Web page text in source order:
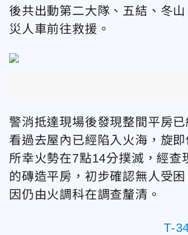
後共出動第二大隊、五結、冬
災人車前往救援。
警消抵達現場後發現整間平房已
看過去屋內已經陷入火海，旋即
所幸火勢在7點14分撲滅，經查
的磚造平房，初步確認無人受
因仍由火調科在調查釐清。
T-